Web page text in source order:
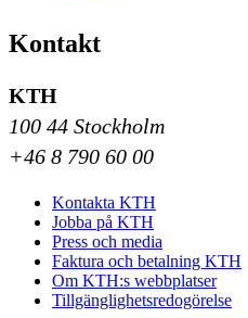
Kontakt
KTH
100 44 Stockholm
+46 8 790 60 00
Kontakta KTH
Jobba på KTH
Press och media
Faktura och betalning KTH
Om KTH:s webbplatser
Tillgänglighetsredogörelse